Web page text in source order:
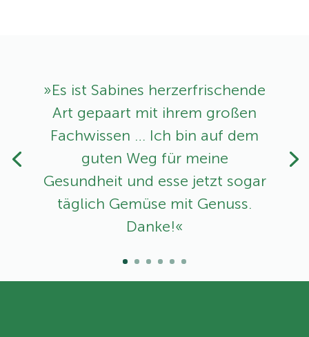
»Es ist Sabines herzerfrischende
Art ­gepaart mit ihrem großen
Fachwissen … Ich bin auf dem
guten Weg für meine
Gesundheit und esse jetzt sogar
täglich Gemüse mit Genuss.
Danke!«